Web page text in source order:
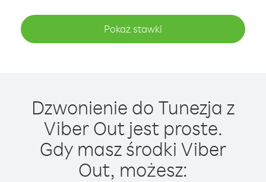
Pokaż stawki
Dzwonienie do Tunezja z
Viber Out jest proste.
Gdy masz środki Viber
Out, możesz: